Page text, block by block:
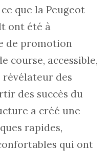
que la Peugeot
ont été à
de promotion
course, accessible,
révélateur des
des succès du
a créé une
rapides,
qui ont